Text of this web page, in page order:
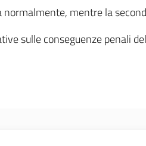
mentre la
sulle conseguenze penali